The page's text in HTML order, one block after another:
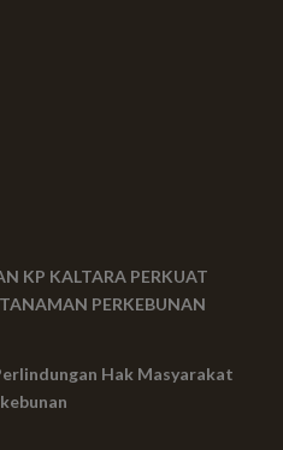
KP KALTARA PERKUAT
PERKEBUNAN
Hak Masyarakat